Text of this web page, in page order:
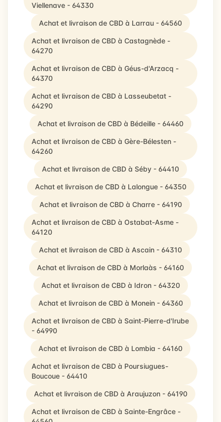
Viellenave - 64330
Achat et livraison de CBD à Larrau - 64560
Achat et livraison de CBD à Castagnède -
64270
Achat et livraison de CBD à Géus-d'Arzacq -
64370
Achat et livraison de CBD à Lasseubetat -
64290
Achat et livraison de CBD à Bédeille - 64460
Achat et livraison de CBD à Gère-Bélesten -
64260
Achat et livraison de CBD à Séby - 64410
Achat et livraison de CBD à Lalongue - 64350
Achat et livraison de CBD à Charre - 64190
Achat et livraison de CBD à Ostabat-Asme -
64120
Achat et livraison de CBD à Ascain - 64310
Achat et livraison de CBD à Morlaàs - 64160
Achat et livraison de CBD à Idron - 64320
Achat et livraison de CBD à Monein - 64360
Achat et livraison de CBD à Saint-Pierre-d'Irube
- 64990
Achat et livraison de CBD à Lombia - 64160
Achat et livraison de CBD à Poursiugues-
Boucoue - 64410
Achat et livraison de CBD à Araujuzon - 64190
Achat et livraison de CBD à Sainte-Engrâce -